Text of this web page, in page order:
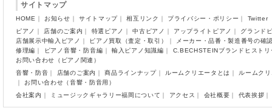
サイトマップ
HOME ｜ お知らせ ｜サイトマップ ｜相互リンク ｜ プライバシー・ポリシー ｜ Twitter
ピアノ
｜ 店舗のご案内 ｜ 特選ピアノ ｜中古ピアノ ｜ アップライトピアノ ｜ グランド
店舗展示中輸入ピアノ
｜ ピアノ買取（査定・取引） ｜
メーカー・品番・製造番号の確
修理編 ｜ ピアノ音響・防音編 ｜ 輸入ピアノ知識編 ｜ C.BECHSTEINブランドヒストリ
お問い合わせ（ピアノ関連）
音響・防音 ｜ 店舗のご案内 ｜商品ラインナップ｜ ルームクリエータとは ｜ ルームク
｜ お問い合わせ（音響・防音用）
会社案内 ｜ ミュージックギャラリー福岡について ｜ アクセス ｜ 会社概要 ｜ 代表挨拶